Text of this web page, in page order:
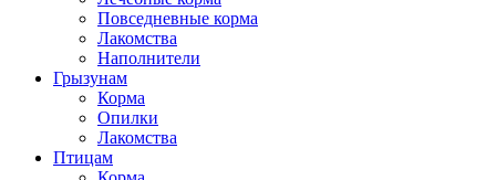
Повседневные корма
Лакомства
Наполнители
Грызунам
Корма
Опилки
Лакомства
Птицам